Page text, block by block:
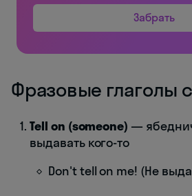
Забрать
Фразовые глаголы
Tell on (someone) —
выдавать кого-то
Don't tell on me! (Не